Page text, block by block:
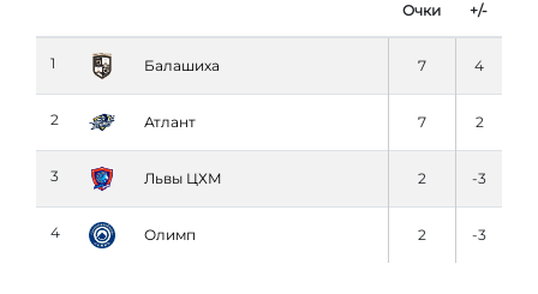
Очки +/-
1 Балашиха 7 4
2 Атлант 7 2
3 Львы ЦХМ 2 -3
4 Олимп 2 -3